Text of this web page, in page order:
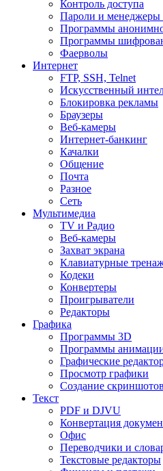
Контроль доступа
Пароли и менеджеры
Программы
Программы
Фаерволы
Интернет
FTP, SSH, Telnet
Искусственный
Блокировка рекламы
Браузеры
Веб-камеры
Интернет-банкинг
Качалки
Общение
Почта
Разное
Сеть
Мультимедиа
TV и Радио
Веб-камеры
Захват экрана
Клавиатурные
Кодеки
Конвертеры
Проигрыватели
Редакторы
Графика
Программы 3D
Программы
Графические
Просмотр графики
Создание
Текст
PDF и DJVU
Конвертация
Офис
Переводчики и
Текстовые редакторы